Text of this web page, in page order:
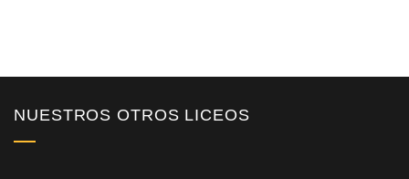
NUESTROS OTROS LICEOS